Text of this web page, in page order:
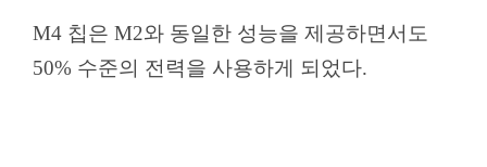
M4 칩은 M2와 동일한 성능을 제공하면서도
50% 수준의 전력을 사용하게 되었다.